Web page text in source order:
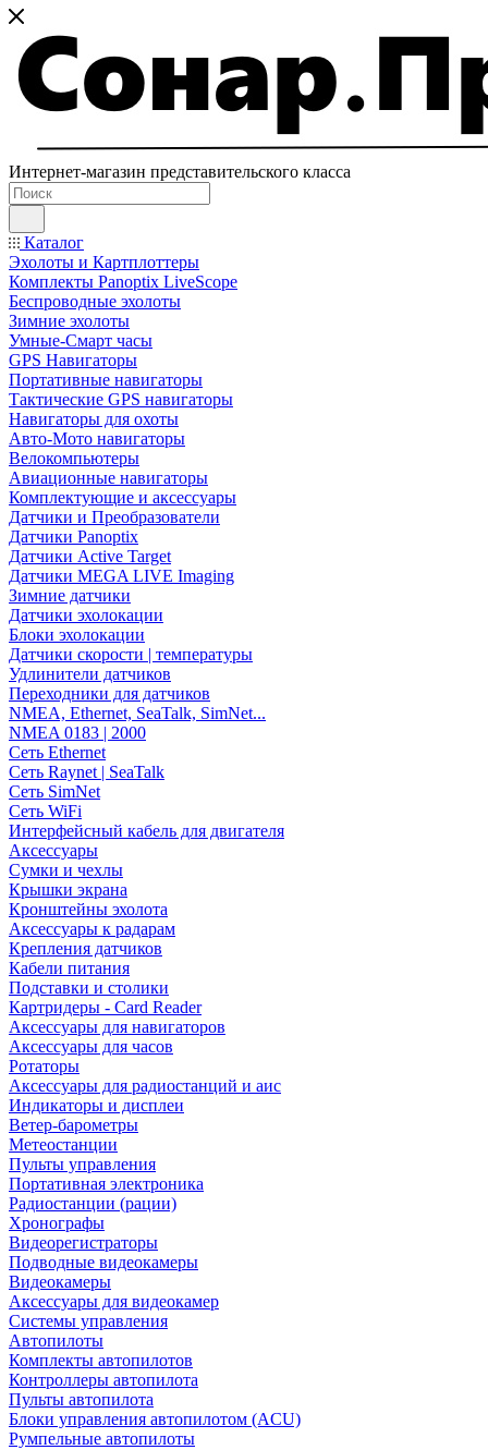
Интернет-магазин представительского класса
Каталог
Эхолоты и Картплоттеры
Комплекты Panoptix LiveScope
Беспроводные эхолоты
Зимние эхолоты
Умные-Смарт часы
GPS Навигаторы
Портативные навигаторы
Тактические GPS навигаторы
Навигаторы для охоты
Авто-Мото навигаторы
Велокомпьютеры
Авиационные навигаторы
Комплектующие и аксессуары
Датчики и Преобразователи
Датчики Panoptix
Датчики Active Target
Датчики MEGA LIVE Imaging
Зимние датчики
Датчики эхолокации
Блоки эхолокации
Датчики скорости | температуры
Удлинители датчиков
Переходники для датчиков
NMEA, Ethernet, SeaTalk, SimNet...
NMEA 0183 | 2000
Сеть Ethernet
Сеть Raynet | SeaTalk
Сеть SimNet
Сеть WiFi
Интерфейсный кабель для двигателя
Аксессуары
Сумки и чехлы
Крышки экрана
Кронштейны эхолота
Аксессуары к радарам
Крепления датчиков
Кабели питания
Подставки и столики
Картридеры - Card Reader
Аксессуары для навигаторов
Аксессуары для часов
Ротаторы
Аксессуары для радиостанций и аис
Индикаторы и дисплеи
Ветер-барометры
Метеостанции
Пульты управления
Портативная электроника
Радиостанции (рации)
Хронографы
Видеорегистраторы
Подводные видеокамеры
Видеокамеры
Аксессуары для видеокамер
Системы управления
Автопилоты
Комплекты автопилотов
Контроллеры автопилота
Пульты автопилота
Блоки управления автопилотом (ACU)
Румпельные автопилоты